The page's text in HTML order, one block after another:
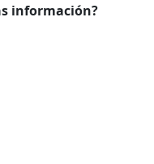
información?